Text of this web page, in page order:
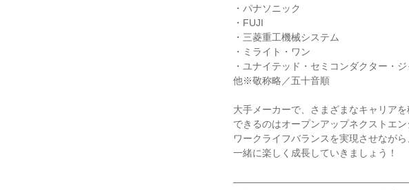
・パナソニック
・FUJI
・三菱重工機械システム
・ミライト・ワン
・ユナイテッド・セミコンダクター・
他※敬称略／五十音順
大手メーカーで、さまざまなキャリア
できるのはオープンアップネクストエン
ワークライフバランスを実現させながら
一緒に楽しく成長していきましょう！